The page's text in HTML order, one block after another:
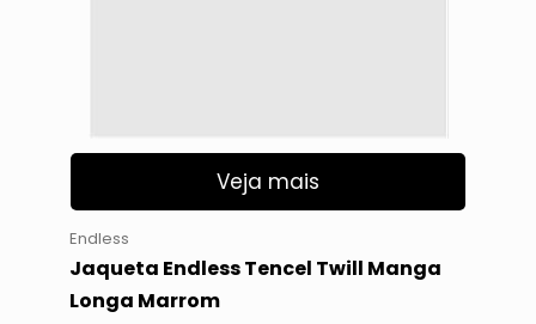
Veja mais
Endless
Jaqueta Endless Tencel Twill Manga
Longa Marrom